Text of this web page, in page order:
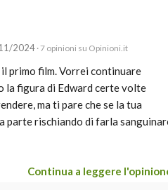
2024 · 7 opinioni su Opinioni.it
primo film. Vorrei continuare
la figura di Edward certe volte
ma ti pare che se la tua
parte rischiando di farla
Continua a leggere